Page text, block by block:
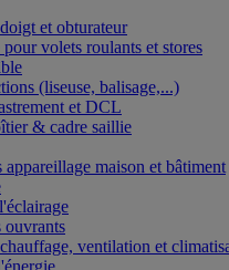
et obturateur
volets roulants et stores
(liseuse, balisage,...)
et DCL
& cadre saillie
appareillage maison et bâtiment
ouvrants
ventilation et